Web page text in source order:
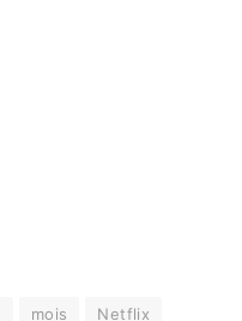
mois
Netflix